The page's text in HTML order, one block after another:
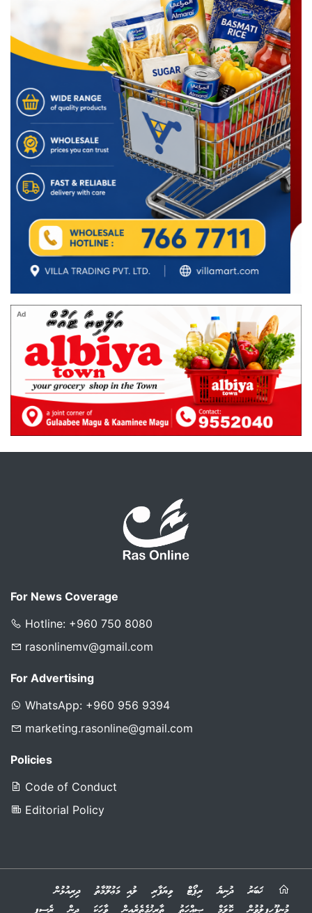
Ad
For News Coverage
Hotline: +960 750 8080
rasonlinemv@gmail.com
For Advertising
WhatsApp: +960 956 9394
marketing.rasonline@gmail.com
Policies
Code of Conduct
Editorial Policy
ޚަބަރު ދުނިޔެ ރިޕޯޓް ވިޔަފާރި ލުއި މަޢުލޫމާތު
ދިރިއުޅުން